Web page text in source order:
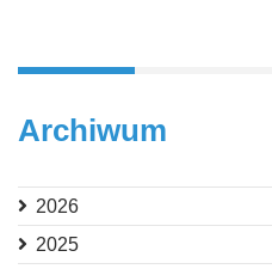
Archiwum
2026
2025